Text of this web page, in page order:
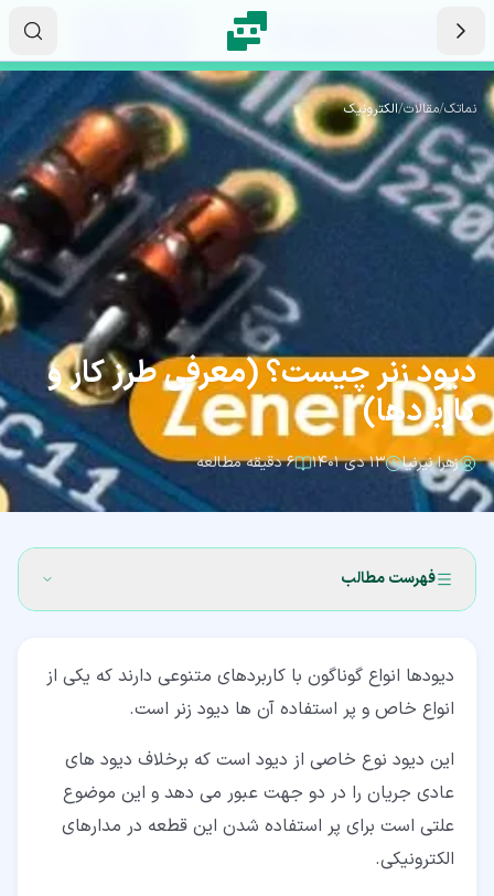
نماتک/مقالات/الکترونیک
دیود زنر چیست؟ (معرفی طرز کار و
کاربردها)
زهرا نیرنیا ۱۳ دی ۱۴۰۱ ۶ دقیقه مطالعه
فهرست مطالب
۲‏- مشخصات دیود زنر
۳‏- بایاس مستقیم zener
۴‏- بایاس معکوس zener
۵‏- انواع دیود زنر
دیودها انواع گوناگون با کاربردهای متنوعی دارند که یکی از
انواع خاص و پر استفاده آن ها دیود زنر است.
این دیود نوع خاصی از دیود است که برخلاف دیود های
عادی جریان را در دو جهت عبور می دهد و این موضوع
علتی است برای پر استفاده شدن این قطعه در مدارهای
الکترونیکی.